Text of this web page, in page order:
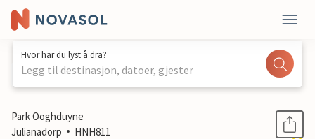
Hvor har du lyst å dra?
Legg til destinasjon, datoer, gjester
1 / 19
Park Ooghduyne
Julianadorp
HNH811